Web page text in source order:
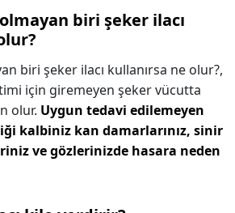
biri şeker ilacı
biri şeker ilacı kullanırsa ne olur?,
için giremeyen şeker vücutta
olur. Uygun tedavi edilemeyen
kalbiniz kan damarlarınız, sinir
ve gözlerinizde hasara neden